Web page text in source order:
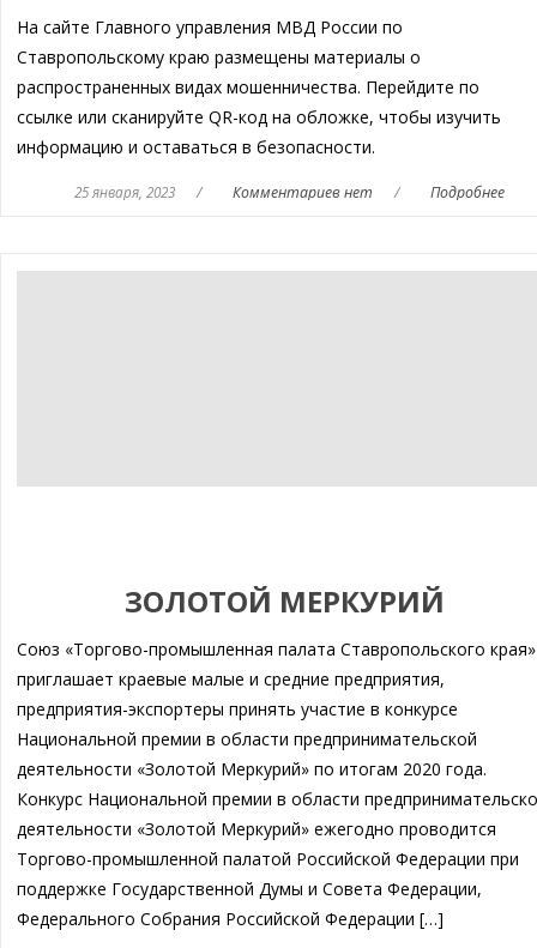
На сайте Главного управления МВД России по
Ставропольскому краю размещены материалы о
распространенных видах мошенничества. Перейдите по
ссылке или сканируйте QR-код на обложке, чтобы изучить
информацию и оставаться в безопасности.
25 января, 2023 / Комментариев нет / Подробнее
ЗОЛОТОЙ МЕРКУРИЙ
Союз «Торгово-промышленная палата Ставропольского края»
приглашает краевые малые и средние предприятия,
предприятия-экспортеры принять участие в конкурсе
Национальной премии в области предпринимательской
деятельности «Золотой Меркурий» по итогам 2020 года.
Конкурс Национальной премии в области
деятельности «Золотой Меркурий» ежегодно проводится
Торгово-промышленной палатой Российской Федерации при
поддержке Государственной Думы и Совета Федерации,
Федерального Собрания Российской Федерации […]